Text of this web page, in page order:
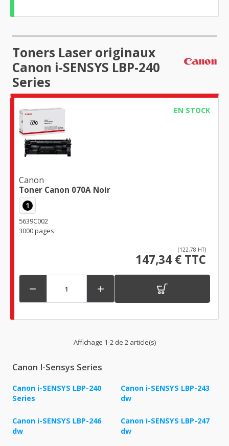
Toners Laser originaux
Canon i-SENSYS LBP-240
Series
EN STOCK
Canon
Toner Canon 070A Noir
1
5639C002
3000 pages
(122,78 HT)
147,34 € TTC
 
Affichage 1-2 de 2 article(s)
Canon I-Sensys Series
Canon i-SENSYS LBP-240
Series
Canon i-SENSYS LBP-243
dw
Canon i-SENSYS LBP-246
dw
Canon i-SENSYS LBP-247
dw